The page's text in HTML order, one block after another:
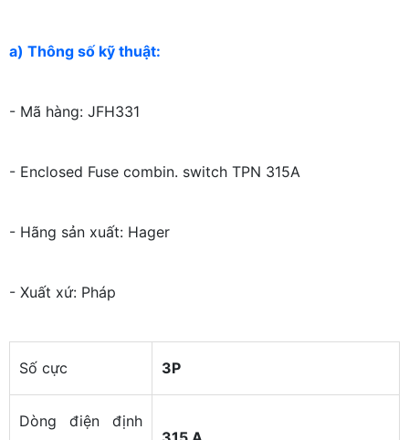
a) Thông số kỹ thuật:
- Mã hàng: JFH331
- Enclosed Fuse combin. switch TPN 315A
- Hãng sản xuất: Hager
- Xuất xứ: Pháp
Số cực 3P
Dòng điện định